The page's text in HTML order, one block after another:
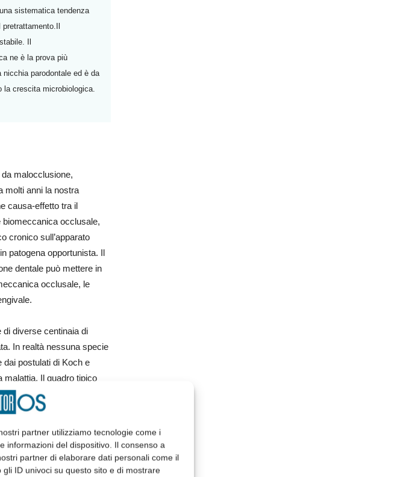
partner utilizziamo tecnologie come i
informazioni del dispositivo. Il consenso a
partner di elaborare dati personali come il
ID univoci su questo sito e di mostrare
sistematica tendenza
Il
ne è la prova più
parodontale ed è da
la crescita microbiologica.
malocclusione,
molti anni la nostra
causa-effetto tra il
biomeccanica occlusale,
cronico sull’apparato
patogena opportunista. Il
dentale può mettere in
occlusale, le
di diverse centinaia di
In realtà nessuna specie
dai postulati di Koch e
malattia. Il quadro tipico
dall’azione di patogeni
l’induzione del
e tale a favorire lo